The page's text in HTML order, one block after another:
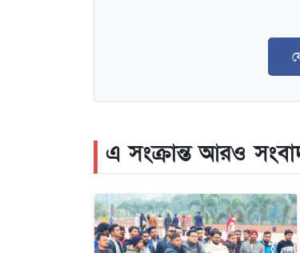
এ সংক্রান্ত আরও